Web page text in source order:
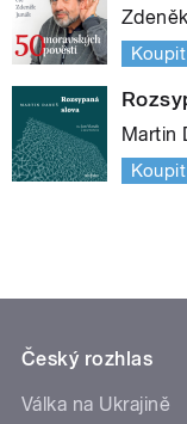
Koupit
Martin
Koupit
Český rozhlas
Válka na Ukrajině